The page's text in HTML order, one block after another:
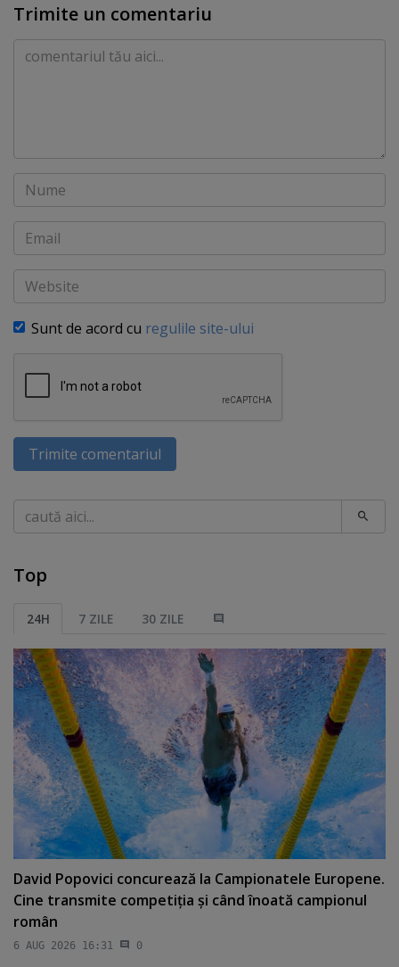
Trimite un comentariu
Comentariu
Nume
Email
Website
Sunt de acord cu regulile site-ului
Trimite comentariul
Caută
Top
24H 7 ZILE 30 ZILE
David Popovici concurează la Campionatele Europene.
Cine transmite competiţia şi când înoată campionul
român
6 AUG 2026 16:31 0